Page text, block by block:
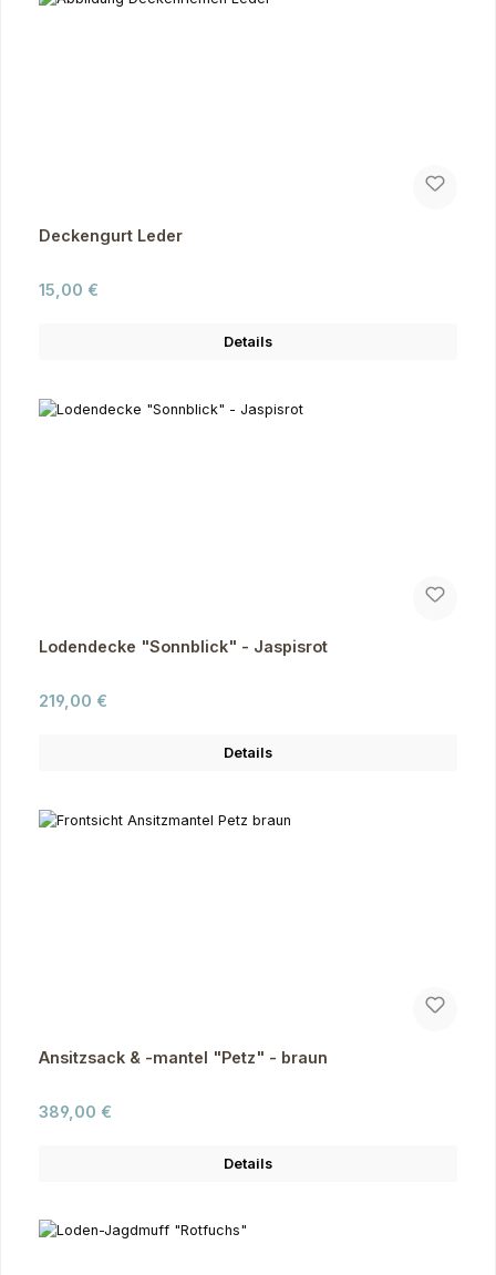
Deckengurt Leder
Regulärer Preis:
15,00 €
Details
Lodendecke "Sonnblick" - Jaspisrot
Regulärer Preis:
219,00 €
Details
Ansitzsack & -mantel "Petz" - braun
Regulärer Preis:
389,00 €
Details